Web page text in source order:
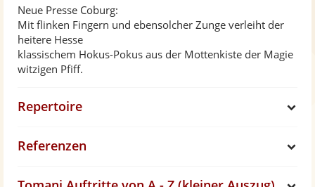
Neue Presse Coburg:
Mit flinken Fingern und ebensolcher Zunge verleiht der
heitere Hesse
klassischem Hokus-Pokus aus der Mottenkiste der Magie
witzigen Pfiff.
Repertoire
Referenzen